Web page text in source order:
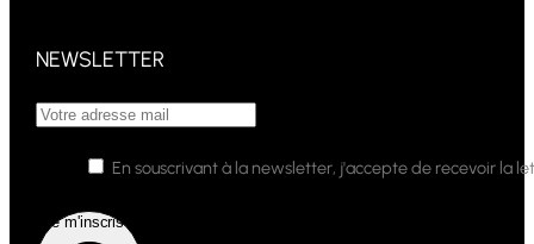
NEWSLETTER
En souscrivant à la newsletter, j'accepte de recevoir la
Je m'inscris !